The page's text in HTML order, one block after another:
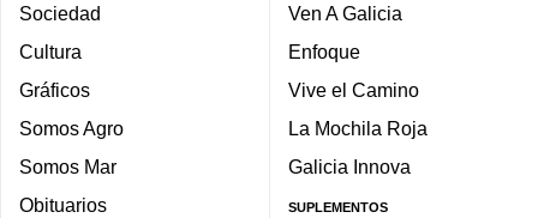
Sociedad
Cultura
Gráficos
Somos Agro
Somos Mar
Obituarios
Ven A Galicia
Enfoque
Vive el Camino
La Mochila Roja
Galicia Innova
SUPLEMENTOS